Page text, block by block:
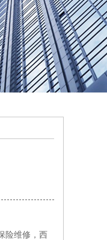
险维修，西